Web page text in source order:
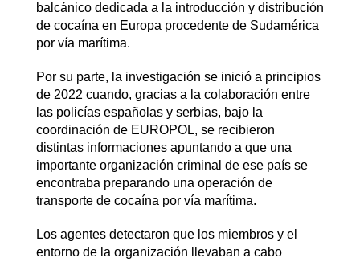
balcánico dedicada a la introducción y distribución
de cocaína en Europa procedente de Sudamérica
por vía marítima.
Por su parte, la investigación se inició a principios
de 2022 cuando, gracias a la colaboración entre
las policías españolas y serbias, bajo la
coordinación de EUROPOL, se recibieron
distintas informaciones apuntando a que una
importante organización criminal de ese país se
encontraba preparando una operación de
transporte de cocaína por vía marítima.
Los agentes detectaron que los miembros y el
entorno de la organización llevaban a cabo